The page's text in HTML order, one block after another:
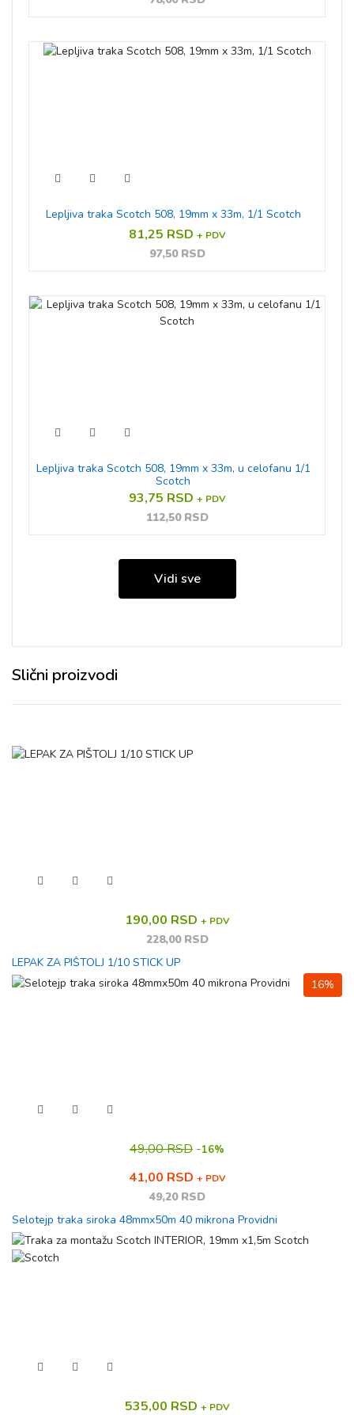
Lepljiva traka Scotch 508, 19mm x 33m, 1/1 Scotch
81,25 RSD + PDV
97,50 RSD
Lepljiva traka Scotch 508, 19mm x 33m, u celofanu 1/1
Scotch
93,75 RSD + PDV
112,50 RSD
Vidi sve
Slični proizvodi
190,00 RSD + PDV
228,00 RSD
LEPAK ZA PIŠTOLJ 1/10 STICK UP
16%
49,00 RSD -16%
41,00 RSD + PDV
49,20 RSD
Selotejp traka siroka 48mmx50m 40 mikrona Providni
535,00 RSD + PDV